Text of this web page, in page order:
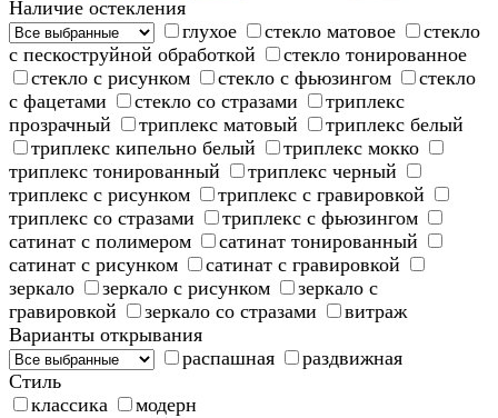
Наличие остекления
глухое
стекло матовое
стекло
с пескоструйной обработкой
стекло тонированное
стекло с рисунком
стекло с фьюзингом
стекло
с фацетами
стекло со стразами
триплекс
прозрачный
триплекс матовый
триплекс белый
триплекс кипельно белый
триплекс мокко
триплекс тонированный
триплекс черный
триплекс с рисунком
триплекс с гравировкой
триплекс со стразами
триплекс с фьюзингом
сатинат с полимером
сатинат тонированный
сатинат с рисунком
сатинат с гравировкой
зеркало
зеркало с рисунком
зеркало с
гравировкой
зеркало со стразами
витраж
Варианты открывания
распашная
раздвижная
Стиль
классика
модерн